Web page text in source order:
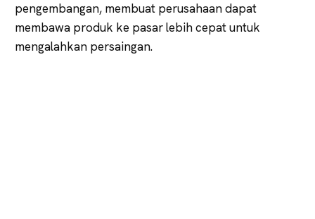
pengembangan, membuat perusahaan dapat
membawa produk ke pasar lebih cepat untuk
mengalahkan persaingan.